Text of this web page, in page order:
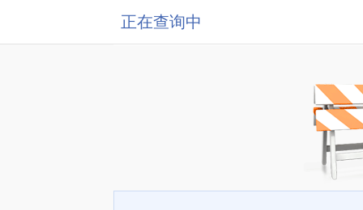
正在查询中